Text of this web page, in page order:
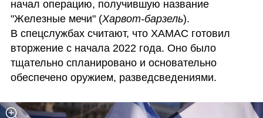
начал операцию, получившую название
"Железные мечи" (Харвот-барзель).
В спецслужбах считают, что ХАМАС готовил
вторжение с начала 2022 года. Оно было
тщательно спланировано и основательно
обеспечено оружием, разведсведениями.